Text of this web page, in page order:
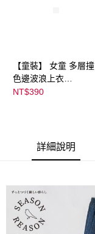
【童裝】 女童 多層撞
色邊波浪上衣
(futafuta) ｜
NT$390
詳細說明